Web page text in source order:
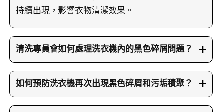
持續出現，影響衣物清潔效果。
清洗專員會如何處理洗衣機內的黑色碎屑問題？
清洗專員會採用無創清洗方式來徹底解決黑色碎屑
問題。首先使用內窺鏡檢查洗衣機內部，確認污垢
積聚的位置和程度。然後加入高濃度活性氧浸泡
如何預防洗衣機再次出現黑色碎屑和污垢積聚？
預防洗衣機出現黑色碎屑，需要建立定期保養習